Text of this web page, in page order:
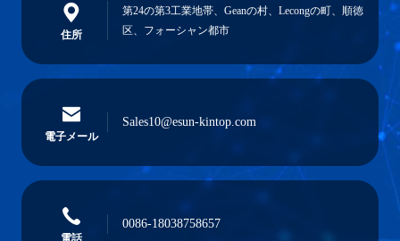
住所
第24の第3工業地帯、Geanの村、Lecongの町、順徳
区、フォーシャン都市
電子メール
Sales10@esun-kintop.com
電話
0086-18038758657